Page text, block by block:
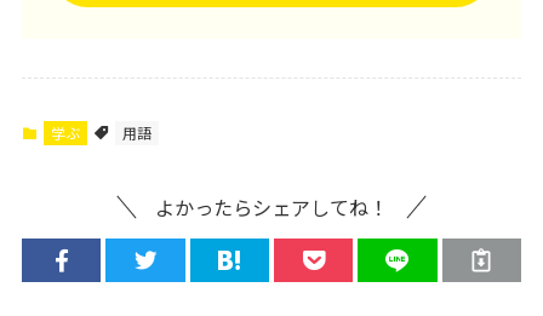
学ぶ 用語
よかったらシェアしてね！